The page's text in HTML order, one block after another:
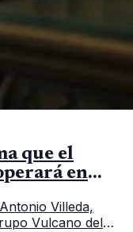
que el
en
Villeda,
Vulcano del